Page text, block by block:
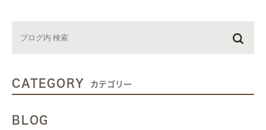
CATEGORY カテゴリー
BLOG